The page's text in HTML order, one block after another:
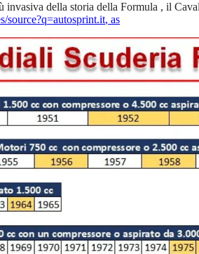
della storia della Formula , il
source?q=autosprint.it, as